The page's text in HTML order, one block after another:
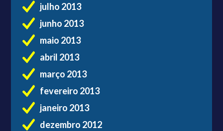
julho 2013
junho 2013
maio 2013
abril 2013
março 2013
fevereiro 2013
janeiro 2013
dezembro 2012